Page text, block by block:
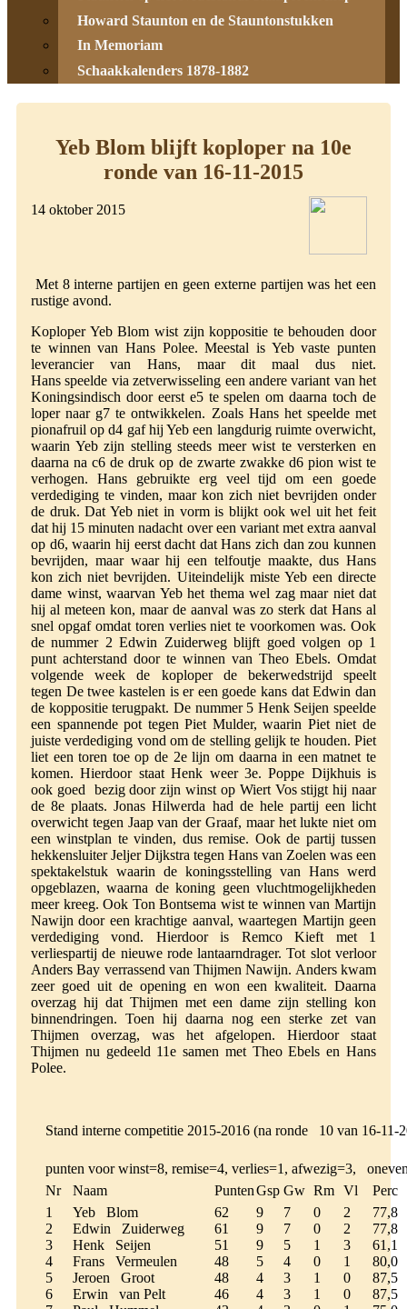
Howard Staunton en de Stauntonstukken
In Memoriam
Schaakkalenders 1878-1882
Yeb Blom blijft koploper na 10e
ronde van 16-11-2015
14 oktober 2015
Met 8 interne partijen en geen externe partijen was het een
rustige avond.
Koploper Yeb Blom wist zijn koppositie te behouden door
te winnen van Hans Polee. Meestal is Yeb vaste punten
leverancier van Hans, maar dit maal dus niet.
Hans speelde via zetverwisseling een andere variant van het
Koningsindisch door eerst e5 te spelen om daarna toch de
loper naar g7 te ontwikkelen. Zoals Hans het speelde met
pionafruil op d4 gaf hij Yeb een langdurig ruimte overwicht,
waarin Yeb zijn stelling steeds meer wist te versterken en
daarna na c6 de druk op de zwarte zwakke d6 pion wist te
verhogen. Hans gebruikte erg veel tijd om een goede
verdediging te vinden, maar kon zich niet bevrijden onder
de druk. Dat Yeb niet in vorm is blijkt ook wel uit het feit
dat hij 15 minuten nadacht over een variant met extra aanval
op d6, waarin hij eerst dacht dat Hans zich dan zou kunnen
bevrijden, maar waar hij een telfoutje maakte, dus Hans
kon zich niet bevrijden. Uiteindelijk miste Yeb een directe
dame winst, waarvan Yeb het thema wel zag maar niet dat
hij al meteen kon, maar de aanval was zo sterk dat Hans al
snel opgaf omdat toren verlies niet te voorkomen was. Ook
de nummer 2 Edwin Zuiderweg blijft goed volgen op 1
punt achterstand door te winnen van Theo Ebels. Omdat
volgende week de koploper de bekerwedstrijd speelt
tegen De twee kastelen is er een goede kans dat Edwin dan
de koppositie terugpakt. De nummer 5 Henk Seijen speelde
een spannende pot tegen Piet Mulder, waarin Piet niet de
juiste verdediging vond om de stelling gelijk te houden. Piet
liet een toren toe op de 2e lijn om daarna in een matnet te
komen. Hierdoor staat Henk weer 3e. Poppe Dijkhuis is
ook goed bezig door zijn winst op Wiert Vos stijgt hij naar
de 8e plaats. Jonas Hilwerda had de hele partij een licht
overwicht tegen Jaap van der Graaf, maar het lukte niet om
een winstplan te vinden, dus remise. Ook de partij tussen
hekkensluiter Jeljer Dijkstra tegen Hans van Zoelen was een
spektakelstuk waarin de koningsstelling van Hans werd
opgeblazen, waarna de koning geen vluchtmogelijkheden
meer kreeg. Ook Ton Bontsema wist te winnen van Martijn
Nawijn door een krachtige aanval, waartegen Martijn geen
verdediging vond. Hierdoor is Remco Kieft met 1
verliespartij de nieuwe rode lantaarndrager. Tot slot verloor
Anders Bay verrassend van Thijmen Nawijn. Anders kwam
zeer goed uit de opening en won een kwaliteit. Daarna
overzag hij dat Thijmen met een dame zijn stelling kon
binnendringen. Toen hij daarna nog een sterke zet van
Thijmen overzag, was het afgelopen. Hierdoor staat
Thijmen nu gedeeld 11e samen met Theo Ebels en Hans
Polee.
Stand interne competitie 2015-2016 (na ronde 10 van 16-11-
punten voor winst=8, remise=4, verlies=1, afwezig=3,
Nr
Naam PuntenGsp Gw Rm Vl
Perc
1
Yeb Blom 62 9 7 0 2
77,8
2
Edwin Zuiderweg 61 9 7 0 2
77,8
3
Henk Seijen 51 9 5 1 3
61,1
4
Frans Vermeulen 48 5 4 0 1
80,0
5
Jeroen Groot 48 4 3 1 0
87,5
6
Erwin van Pelt 46 4 3 1 0
87,5